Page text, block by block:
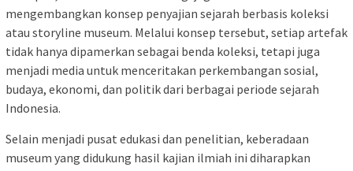
mengembangkan konsep penyajian sejarah berbasis koleksi
atau storyline museum. Melalui konsep tersebut, setiap artefak
tidak hanya dipamerkan sebagai benda koleksi, tetapi juga
menjadi media untuk menceritakan perkembangan sosial,
budaya, ekonomi, dan politik dari berbagai periode sejarah
Indonesia.
Selain menjadi pusat edukasi dan penelitian, keberadaan
museum yang didukung hasil kajian ilmiah ini diharapkan